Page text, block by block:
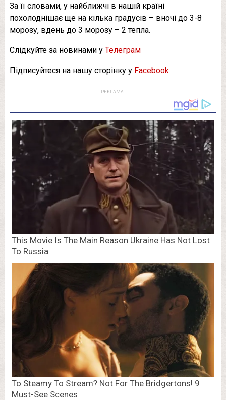
За її словами, у найближчі в нашій країні
похолоднішає ще на кілька градусів – вночі до 3-8
морозу, вдень до 3 морозу – 2 тепла.
Слідкуйте за новинами у Телеграм
Підписуйтеся на нашу сторінку у Facebook
РЕКЛАМА: